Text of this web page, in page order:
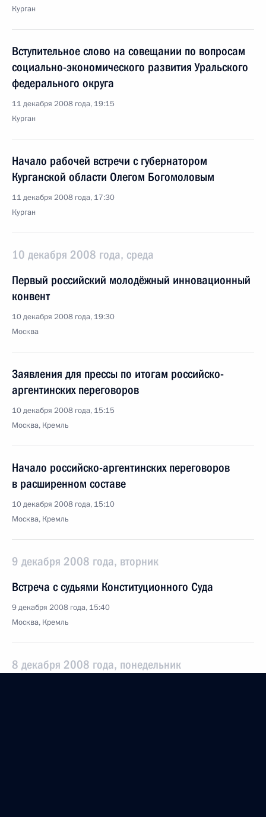
Курган
Вступительное слово на совещании по вопросам
социально-экономического развития Уральского
федерального округа
11 декабря 2008 года, 19:15
Курган
Начало рабочей встречи с губернатором
Курганской области Олегом Богомоловым
11 декабря 2008 года, 17:30
Курган
10 декабря 2008 года, среда
Первый российский молодёжный инновационный
конвент
10 декабря 2008 года, 19:30
Москва
Заявления для прессы по итогам российско-
аргентинских переговоров
10 декабря 2008 года, 15:15
Москва, Кремль
Начало российско-аргентинских переговоров
в расширенном составе
10 декабря 2008 года, 15:10
Москва, Кремль
9 декабря 2008 года, вторник
Встреча с судьями Конституционного Суда
9 декабря 2008 года, 15:40
Москва, Кремль
8 декабря 2008 года, понедельник